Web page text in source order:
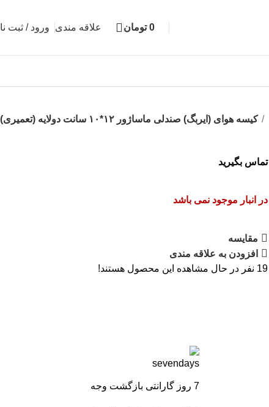
0 تومان علاقه مندی ورود / ثبت
کیسه هوای (ایربگ) صندلی ماساژور ۱۲*۱۰ سانت دولایه (تعمیری)
تماس بگیرید
در انبار موجود نمی باشد
مقایسه
افزودن به علاقه مندی
19 نفر در حال مشاهده این محصول هستند!
7 روز گارانتی بازگشت وجه